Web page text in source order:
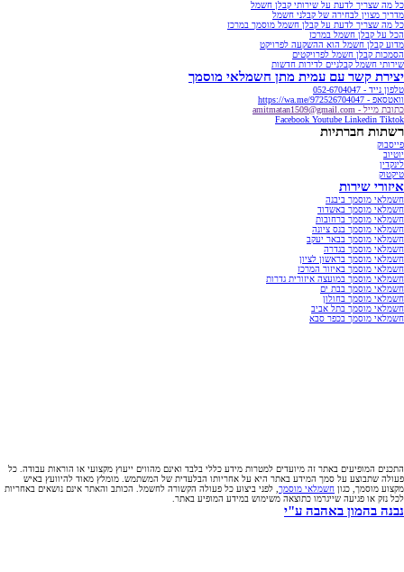
כל מה שצריך לדעת על שירותי קבלן חשמל
מדריך מצוין לבחירה של קבלני חשמל
כל מה שצריך לדעת על קבלן חשמל מוסמך במרכז
הכל על קבלן חשמל במרכז
מדוע קבלן חשמל הוא ההשקעה לפרויקט
הסמכות קבלן חשמל לפרויקטים
שירותי חשמל קבלניים לדירות חדשות
יצירת קשר עם עמית מתן חשמלאי מוסמך
טלפון נייד - 052-6704047
וואטסאפ - https://wa.me/972526704047
כתובת מייל - amitmatan1509@gmail.com
Facebook Youtube Linkedin Tiktok
רשתות חברתיות
פייסבוק
יוטיוב
לינקדין
טיקטוק
איזורי שירות
חשמלאי מוסמך ביבנה
חשמלאי מוסמך באשדוד
חשמלאי מוסמך ברחובות
חשמלאי מוסמך בנס ציונה
חשמלאי מוסמך בבאר יעקב
חשמלאי מוסמך בגדרה
חשמלאי מוסמך בראשון לציון
חשמלאי מוסמך באיזור המרכז
חשמלאי מוסמך במועצה איזורית גדרות
חשמלאי מוסמך בבת ים
חשמלאי מוסמך בחולון
חשמלאי מוסמך בתל אביב
חשמלאי מוסמך בכפר סבא
התכנים המופיעים באתר זה מיועדים למטרות מידע כללי בלבד ואינם מהווים ייעוץ מקצועי או הוראות עבודה. כל
פעולה שתבוצע על סמך המידע באתר היא על אחריותו הבלעדית של המשתמש. מומלץ מאוד להיוועץ באיש
מקצוע מוסמך, כגון חשמלאי מוסמך , לפני ביצוע כל פעולה הקשורה לחשמל. הכותב והאתר אינם נושאים באחריות
לכל נזק או פגיעה שייגרמו כתוצאה משימוש במידע המופיע באתר.
נבנה בהמון באהבה ע"י